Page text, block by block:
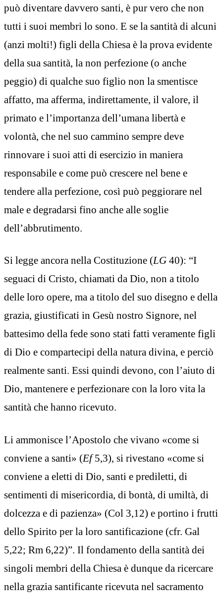
può diventare davvero santi, è pur vero che non
tutti i suoi membri lo sono. E se la santità di alcuni
(anzi molti!) figli della Chiesa è la prova evidente
della sua santità, la non perfezione (o anche
peggio) di qualche suo figlio non la smentisce
affatto, ma afferma, indirettamente, il valore, il
primato e l’importanza dell’umana libertà e
volontà, che nel suo cammino sempre deve
rinnovare i suoi atti di esercizio in maniera
responsabile e come può crescere nel bene e
tendere alla perfezione, così può peggiorare nel
male e degradarsi fino anche alle soglie
dell’abbrutimento.
Si legge ancora nella Costituzione (LG 40): “I
seguaci di Cristo, chiamati da Dio, non a titolo
delle loro opere, ma a titolo del suo disegno e della
grazia, giustificati in Gesù nostro Signore, nel
battesimo della fede sono stati fatti veramente figli
di Dio e compartecipi della natura divina, e perciò
realmente santi. Essi quindi devono, con l’aiuto di
Dio, mantenere e perfezionare con la loro vita la
santità che hanno ricevuto.
Li ammonisce l’Apostolo che vivano «come si
conviene a santi» (Ef5,3), si rivestano «come si
conviene a eletti di Dio, santi e prediletti, di
sentimenti di misericordia, di bontà, di umiltà, di
dolcezza e di pazienza» (Col 3,12) e portino i frutti
dello Spirito per la loro santificazione (cfr. Gal
5,22; Rm 6,22)”. Il fondamento della santità dei
singoli membri della Chiesa è dunque da ricercare
nella grazia santificante ricevuta nel sacramento